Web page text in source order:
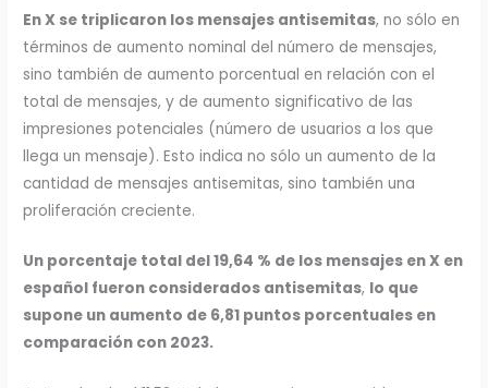
En X se triplicaron los mensajes antisemitas, no sólo en
términos de aumento nominal del número de mensajes,
sino también de aumento porcentual en relación con el
total de mensajes, y de aumento significativo de las
impresiones potenciales (número de usuarios a los que
llega un mensaje). Esto indica no sólo un aumento de la
cantidad de mensajes antisemitas, sino también una
proliferación creciente.
Un porcentaje total del 19,64 % de los mensajes en X en
español fueron considerados antisemitas, lo que
supone un aumento de 6,81 puntos porcentuales en
comparación con 2023.